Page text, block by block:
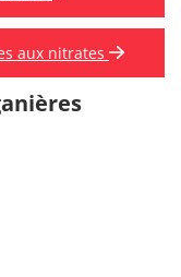
aux nitrates